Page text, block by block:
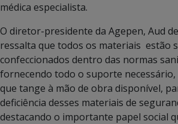
médica especialista.
O diretor-presidente da Agepen, Aud
ressalta que todos os materiais estão
confeccionados dentro das normas
fornecendo todo o suporte
que tange à mão de obra disponível,
deficiência desses materiais de
destacando o importante papel social